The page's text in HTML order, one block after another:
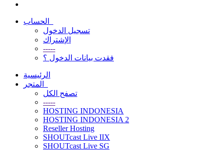
تسجيل الدخول
الإشتراك
-----
فقدت بيانات الدخول ؟
الرئيسية
تصفح الكل
-----
HOSTING INDONESIA
HOSTING INDONESIA 2
Reseller Hosting
SHOUTcast Live IIX
SHOUTcast Live SG